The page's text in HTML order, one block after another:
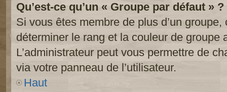
Qu’est-ce qu’un « Groupe par défaut » ?
Si vous êtes membre de plus d’un
déterminer le rang et la couleur de groupe
L’administrateur peut vous permettre de
via votre panneau de l’utilisateur.
Haut